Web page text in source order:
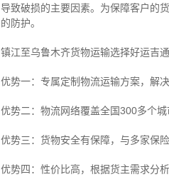
导致破损的主要因素。为保障客户的
的防护。
镇江至乌鲁木齐货物运输选择好运吉
优势一：专属定制物流运输方案，解
优势二：物流网络覆盖全国300多个
优势三：货物安全有保障，与多家保
优势四：性价比高，根据货主需求分